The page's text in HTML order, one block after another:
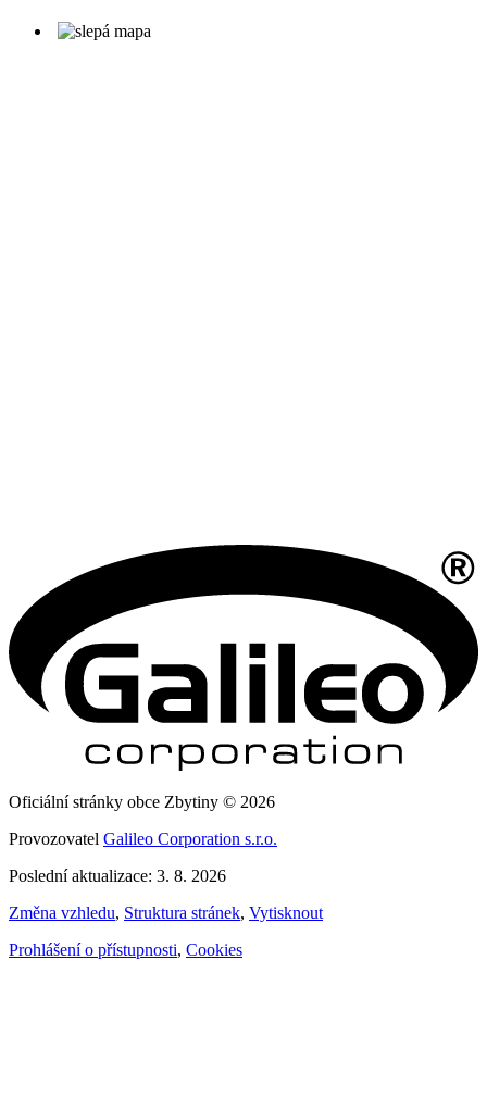
Oficiální stránky obce Zbytiny © 2026
Provozovatel Galileo Corporation s.r.o.
Poslední aktualizace: 3. 8. 2026
Změna vzhledu, Struktura stránek, Vytisknout
Prohlášení o přístupnosti, Cookies